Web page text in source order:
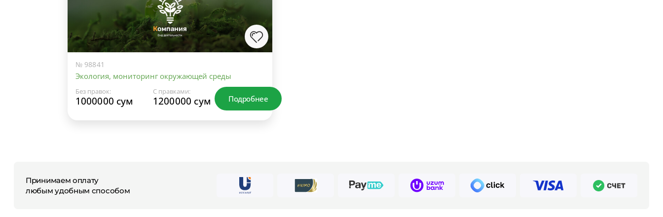
№ 98841
Экология, мониторинг окружающей среды
Без правок:
1000000 сум
С правками:
1200000 сум Подробнее
Принимаем оплату
любым удобным способом